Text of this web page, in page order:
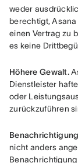
weder
berechtigt,
einen Vertrag zu
es keine
Höhere Gewalt.
Dienstleister
oder
zurückzuführen
nicht anders